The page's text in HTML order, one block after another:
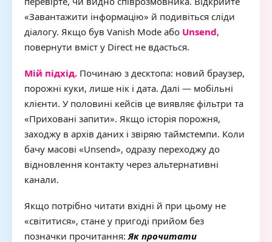
«Завантажити інформацію» й подивіться сліди
діалогу. Якщо був Vanish Mode або Unsend,
повернути вміст у Direct не вдасться.
Мій підхід. Починаю з десктопа: новий браузер,
порожні куки, лише нік і дата. Далі — мобільні
клієнти. У половині кейсів це виявляє фільтри та
«Приховані запити». Якщо історія порожня,
заходжу в архів даних і звіряю таймстемпи. Коли
бачу масові «Unsend», одразу переходжу до
відновлення контакту через альтернативні
канали.
Якщо потрібно читати вхідні й при цьому не
«світитися», стане у пригоді прийом без
позначки прочитання:Як прочитати